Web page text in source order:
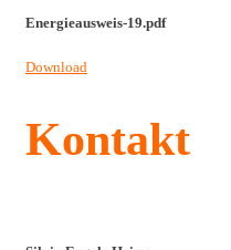
Energieausweis-19.pdf
Download
Kontakt